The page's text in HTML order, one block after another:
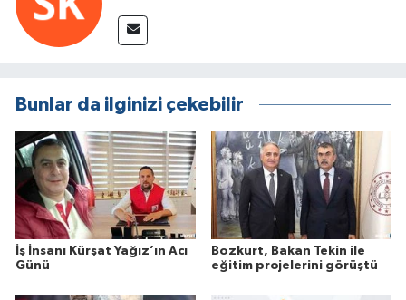
Bunlar da ilginizi çekebilir
İş İnsanı Kürşat Yağız’ın Acı
Günü
Bozkurt, Bakan Tekin ile
eğitim projelerini görüştü